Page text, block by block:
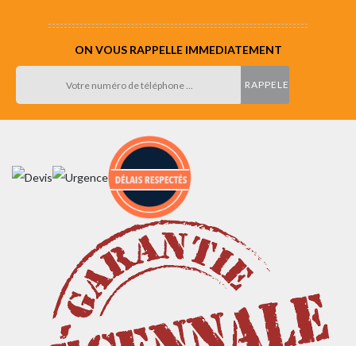
ON VOUS RAPPELLE IMMEDIATEMENT